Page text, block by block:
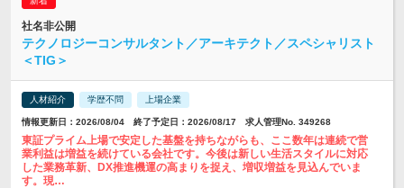
社名非公開
テクノロジーコンサルタント／アーキテクト／スペシャリスト
＜TIG＞
人材紹介 学歴不問 上場企業
情報更新日：2026/08/04 終了予定日：2026/08/17 求人管理No. 349268
東証プライム上場で安定した基盤を持ちながらも、ここ数年は連続で営
業利益は増益を続けている会社です。今後は新しい生活スタイルに対応
した業務革新、DX推進機運の高まりを捉え、増収増益を見込んでいま
す。現…